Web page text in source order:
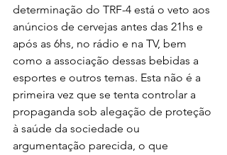
determinação do TRF-4 está o veto aos
anúncios de cervejas antes das 21hs e
após as 6hs, no rádio e na TV, bem
como a associação dessas bebidas a
esportes e outros temas. Esta não é a
primeira vez que se tenta controlar a
propaganda sob alegação de proteção
à saúde da sociedade ou
argumentação parecida, o que